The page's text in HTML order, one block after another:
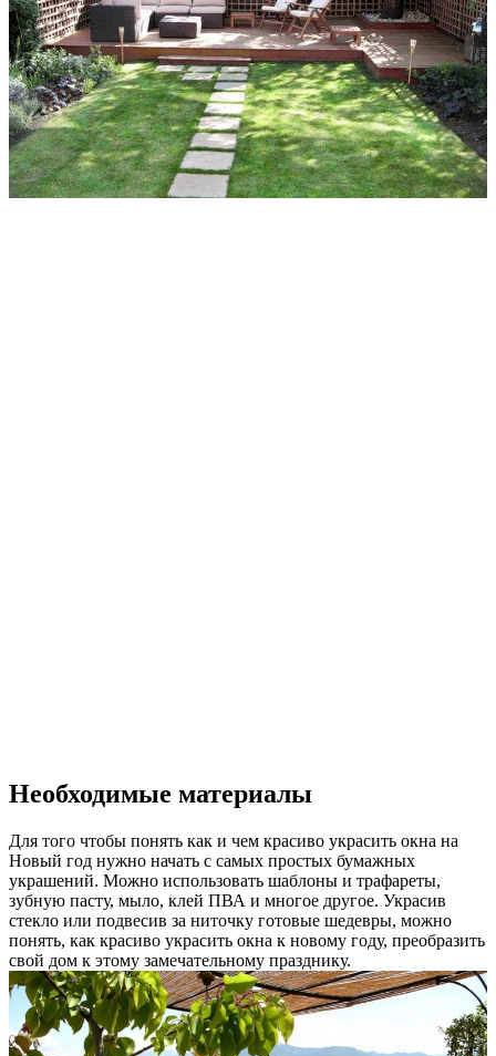
Необходимые материалы
Для того чтобы понять как и чем красиво украсить окна на
Новый год нужно начать с самых простых бумажных
украшений. Можно использовать шаблоны и трафареты,
зубную пасту, мыло, клей ПВА и многое другое. Украсив
стекло или подвесив за ниточку готовые шедевры, можно
понять, как красиво украсить окна к новому году, преобразить
свой дом к этому замечательному празднику.